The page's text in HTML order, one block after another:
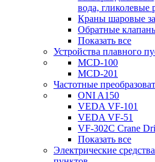
вода, гликолевые
Краны шаровые
Обратные
Показать все
Устройства плавного
MCD-100
MCD-201
Частотные
ONI A150
VEDA VF-101
VEDA VF-51
VF-302C Crane
Показать все
Электрические